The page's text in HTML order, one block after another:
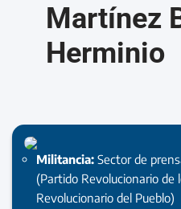
Martínez
Herminio
Militancia: Sector de
(Partido Revolucionario de
Revolucionario del Pueblo)